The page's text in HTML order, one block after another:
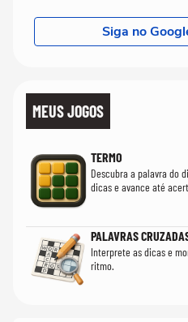
Siga no
MEUS JOGOS
TERMO
Descubra a palavra do
dicas e avance até
PALAVRAS
Interprete as dicas e
ritmo.